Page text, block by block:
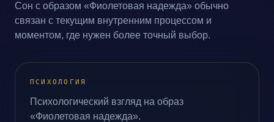
Сон с образом «Фиолетовая надежда» обычно
связан с текущим внутренним процессом и
моментом, где нужен более точный выбор.
ПСИХОЛОГИЯ
Психологический взгляд на образ
«Фиолетовая надежда».